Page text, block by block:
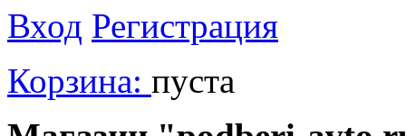
Вход Регистрация
Корзина: пуста